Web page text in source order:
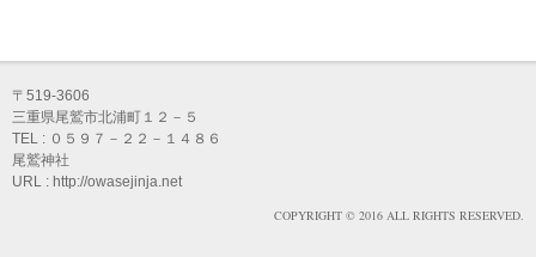
〒519-3606
三重県尾鷲市北浦町１２－５
TEL : ０５９７－２２－１４８６
尾鷲神社
URL : http://owasejinja.net
COPYRIGHT © 2016 ALL RIGHTS RESERVED.